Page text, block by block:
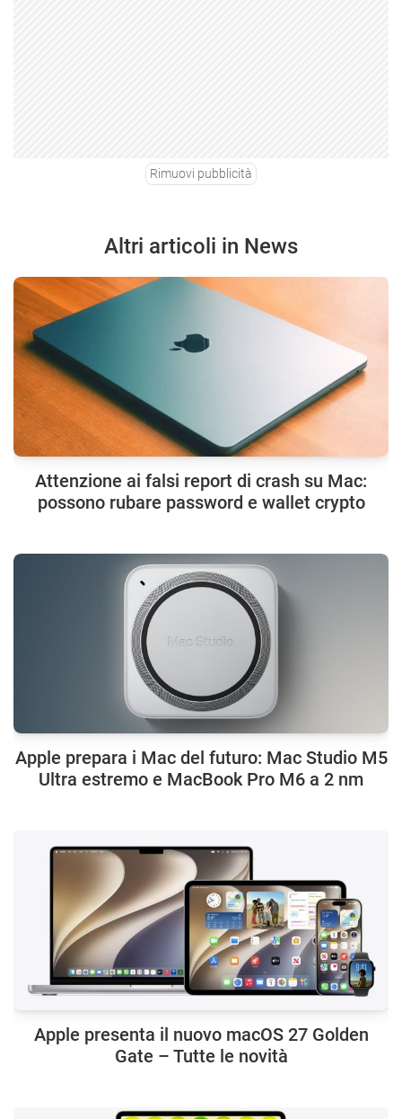
Rimuovi pubblicità
Altri articoli in News
Attenzione ai falsi report di crash su Mac:
possono rubare password e wallet crypto
Apple prepara i Mac del futuro: Mac Studio M5
Ultra estremo e MacBook Pro M6 a 2 nm
Apple presenta il nuovo macOS 27 Golden
Gate – Tutte le novità